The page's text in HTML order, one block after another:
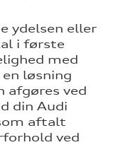
ydelsen eller
i første
med
løsning
afgøres ved
din Audi
aftalt
ved